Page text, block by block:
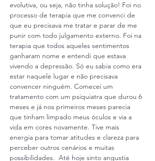
evolutiva, ou seja, não tinha solução! Foi no
processo de terapia que me convenci de
que eu precisava me tratar e parar de me
punir com todo julgamento externo. Foi na
terapia que todos aqueles sentimentos
ganharam nome e entendi que estava
vivendo a depressão. Só eu sabia como era
estar naquele lugar e não precisava
convencer ninguém. Comecei um
tratamento com um psiquiatra que durou 6
meses e já nos primeiros meses parecia
que tinham limpado meus óculos e via a
vida em cores novamente. Tive mais
energia para tomar atitudes e clareza para
perceber outros cenários e muitas
possibilidades.  Até hoje sinto angustia